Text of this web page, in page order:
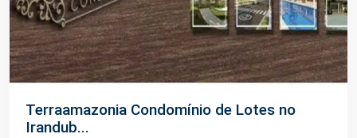
Terraamazonia Condomínio de Lotes no
Irandub...